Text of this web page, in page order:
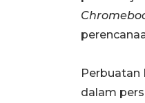
Perbuatan
dalam